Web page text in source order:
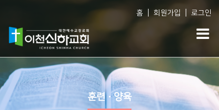
홈 회원가입 로그인
Vision
담임목사 소개
예배생방송
담임목사 설교
주일오후예배 설교
다음세대
WEM영어예배
영아부
훈련·양육